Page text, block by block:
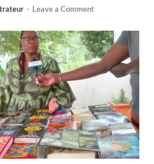
- Leave a Comment